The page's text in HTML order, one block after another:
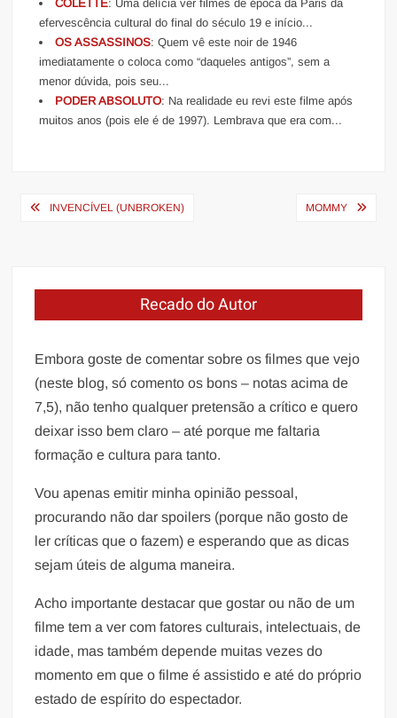
COLETTE: Uma delícia ver filmes de época da Paris da
efervescência cultural do final do século 19 e início...
OS ASSASSINOS: Quem vê este noir de 1946
imediatamente o coloca como “daqueles antigos”, sem a
menor dúvida, pois seu...
PODER ABSOLUTO: Na realidade eu revi este filme após
muitos anos (pois ele é de 1997). Lembrava que era com...
Navegação
INVENCÍVEL (UNBROKEN) MOMMY
Recado do Autor
Embora goste de comentar sobre os filmes que vejo
(neste blog, só comento os bons – notas acima de
7,5), não tenho qualquer pretensão a crítico e quero
deixar isso bem claro – até porque me faltaria
formação e cultura para tanto.
Vou apenas emitir minha opinião pessoal,
procurando não dar spoilers (porque não gosto de
ler críticas que o fazem) e esperando que as dicas
sejam úteis de alguma maneira.
Acho importante destacar que gostar ou não de um
filme tem a ver com fatores culturais, intelectuais, de
idade, mas também depende muitas vezes do
momento em que o filme é assistido e até do próprio
estado de espírito do espectador.